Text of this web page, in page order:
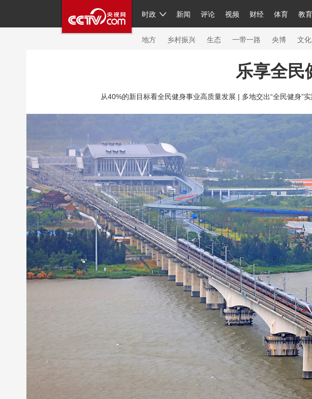
时政 新闻 评论 视频 财经 体育 教育
人民领袖习近平 联播+ 中国领导人 央视快评
直播 片库 栏目大全 节目单 听音 微视频
繁体 海外频道 iPanda English Монгол
地方 乡村振兴 生态 一带一路 央博 文化
纪录片网 国家大剧
新闻 国内 国际 评论 经济 军事 科技 法治 文娱
人民领袖习近平 天天学习 央视快评
视频 小央视频 小央直播 直播中国 熊猫频道 VR/AR 4K
现场 前线 比划 快看 蓝海中国 新兵请入列 人生第一次
体育 直播 竞猜 2026年世界杯 2026年冬奥会 CBA NBA
VIP会员 CCTV奥林匹克频道 生活体育大会 体育江湖 文化体
财经 教育 乡村振兴 生态环境 一带一路 央博 非遗 文
大国智造 大国展会 大国保险 云顶对话 云起 超级工厂
CCTV.节目官网 直播 节目单 栏目 片库 热播榜 总台企
乐享全民
从40%的新目标看全民健身事业高质量发展 | 多地交出“全民健身”